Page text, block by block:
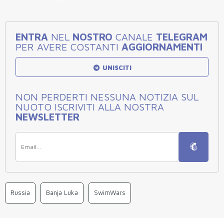
ENTRA NEL NOSTRO CANALE TELEGRAM
PER AVERE COSTANTI AGGIORNAMENTI
UNISCITI
NON PERDERTI NESSUNA NOTIZIA SUL
NUOTO ISCRIVITI ALLA NOSTRA
NEWSLETTER
Russia Banja Luka SwimWars